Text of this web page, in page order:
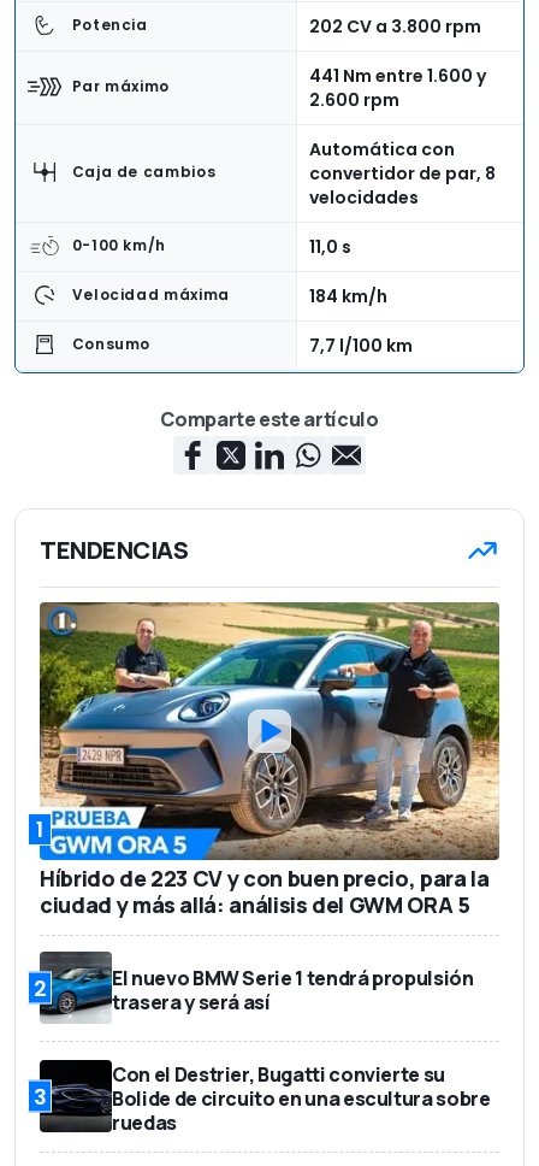
Potencia 202 CV a 3.800 rpm
Par máximo
441 Nm entre 1.600 y
2.600 rpm
Caja de cambios
Automática con
convertidor de par, 8
velocidades
0-100 km/h 11,0 s
Velocidad máxima 184 km/h
Consumo 7,7 l/100 km
reductora
4,85 m
Anchura 1,96 m
Altura
Peso en vacío 2.105 kg
Número de asientos 7
Capacidad del maletero Entre 236 y 641 l
Precio base 55.000 euros
Comparte este artículo
TENDENCIAS
1
Híbrido de 223 CV y con buen precio, para la
ciudad y más allá: análisis del GWM ORA 5
2
El nuevo BMW Serie 1 tendrá propulsión
trasera y será así
3
Con el Destrier, Bugatti convierte su
Bolide de circuito en una escultura sobre
ruedas